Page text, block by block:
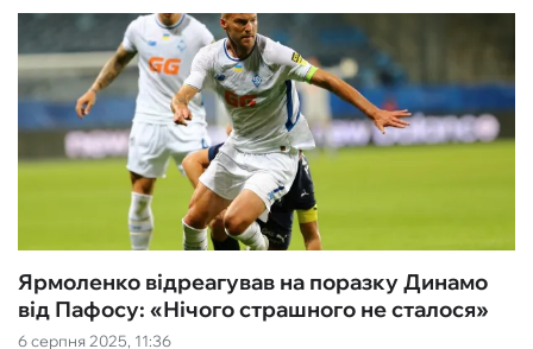
6 серпня 2025, 11:36
Ярмоленко відреагував на поразку Динамо
від Пафосу: «Нічого страшного не сталося‎»